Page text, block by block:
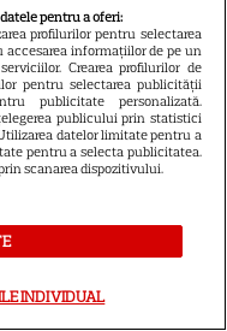
A IGNORAT
de Daniel Balaciu.
fostului soț după
"Vreau
că îi mulțumesc
pentru a oferi:
profilurilor pentru selectarea
informațiilor de pe un
Crearea profilurilor de
pentru selectarea publicității
publicitate personalizată.
publicului prin statistici
datelor limitate pentru a
pentru a selecta publicitatea.
scanarea dispozitivului.
INDIVIDUAL